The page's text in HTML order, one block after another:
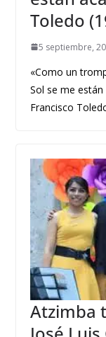
Toledo
5 septiembre,
«Como un
Sol se me
Francisco
Atzimba